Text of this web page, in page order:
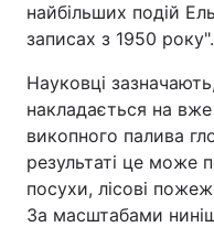
найбільших подій
записах з 1950 року".
Науковці
накладається на
викопного палива
результаті це може
посухи, лісові
За масштабами